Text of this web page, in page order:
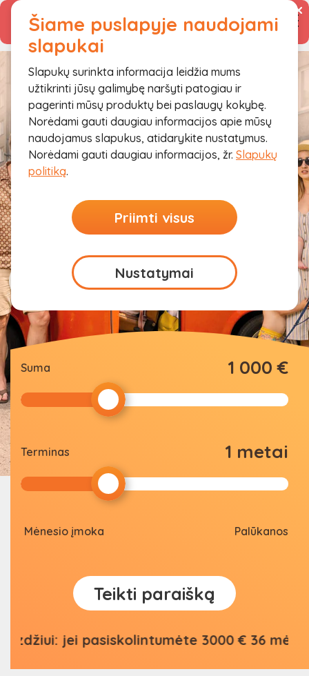
Prisijungti
Vidinė serverio klaida
Pirmas kreditas iki 1000 € ir iki 1
metų nemokamai!
Paskolos
Kredito
linija
Refinan-
savimas
Suma 1 000 €
Terminas 1 metai
Mėnesio įmoka Palūkanos
Teikti paraišką
pasiskolintumėte 3000 € 36 mėn. su
Šiame puslapyje naudojami
slapukai
Slapukų surinkta informacija leidžia mums
užtikrinti jūsų galimybę naršyti patogiau ir
pagerinti mūsų produktų bei paslaugų kokybę.
Norėdami gauti daugiau informacijos apie mūsų
naudojamus slapukus, atidarykite nustatymus.
Norėdami gauti daugiau informacijos, žr. Slapukų
politiką.
Priimti visus
Nustatymai